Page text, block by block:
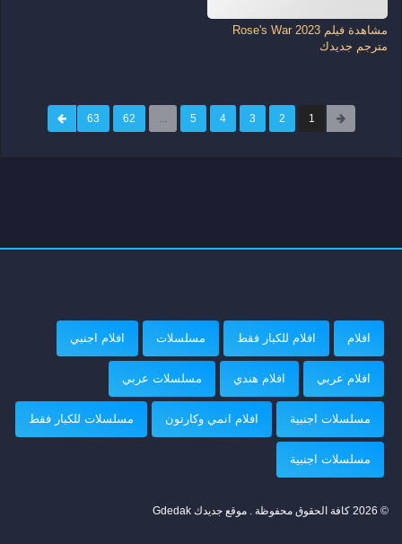
مشاهدة فيلم Rose's War 2023
مترجم جديدك
1
2
3
4
5
62
63
افلام افلام للكبار فقط مسلسلات افلام اجنبي
افلام عربي افلام هندي مسلسلات عربي
مسلسلات اجنبية افلام انمي وكارتون مسلسلات للكبار فقط
مسلسلات اجنبية
© 2026 كافة الحقوق محفوظة . موقع جديدك Gdedak